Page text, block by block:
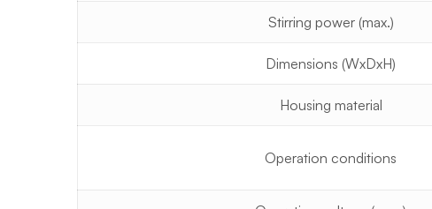
Stirring power (max.)
Dimensions (WxDxH)
Housing material
Operation conditions